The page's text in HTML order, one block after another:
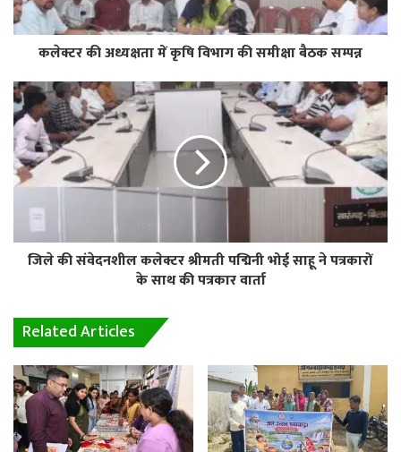
कलेक्टर की अध्यक्षता में कृषि विभाग की समीक्षा बैठक सम्पन्न
जिले की संवेदनशील कलेक्टर श्रीमती पद्मिनी भोई साहू ने पत्रकारों
के साथ की पत्रकार वार्ता
Related Articles